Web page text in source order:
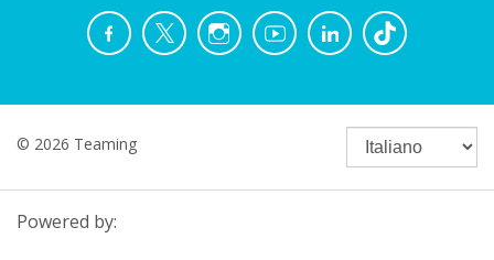
© 2026 Teaming
Powered by: